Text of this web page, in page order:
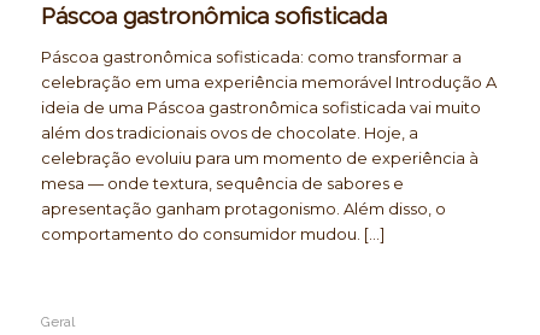
Páscoa gastronômica sofisticada
Páscoa gastronômica sofisticada: como transformar a
celebração em uma experiência memorável Introdução A
ideia de uma Páscoa gastronômica sofisticada vai muito
além dos tradicionais ovos de chocolate. Hoje, a
celebração evoluiu para um momento de experiência à
mesa — onde textura, sequência de sabores e
apresentação ganham protagonismo. Além disso, o
comportamento do consumidor mudou. […]
Geral